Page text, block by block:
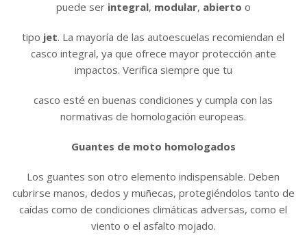
puede ser integral, modular, abierto o
tipo jet. La mayoría de las autoescuelas recomiendan el
casco integral, ya que ofrece mayor protección ante
impactos. Verifica siempre que tu
casco esté en buenas condiciones y cumpla con las
normativas de homologación europeas.
Guantes de moto homologados
Los guantes son otro elemento indispensable. Deben
cubrirse manos, dedos y muñecas, protegiéndolos tanto de
caídas como de condiciones climáticas adversas, como el
viento o el asfalto mojado.